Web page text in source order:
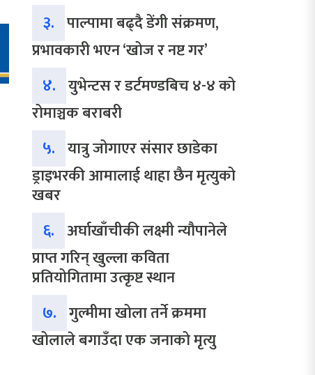
३. पाल्पामा बढ्दै डेंगी संक्रमण,
प्रभावकारी भएन ‘खोज र नष्ट गर’
४. युभेन्टस र डर्टमण्डबिच ४-४ को
रोमाञ्चक बराबरी
५. यात्रु जोगाएर संसार छाडेका
ड्राइभरकी आमालाई थाहा छैन मृत्युको
खबर
६. अर्घाखाँचीकी लक्ष्मी न्यौपानेले
प्राप्त गरिन् खुल्ला कविता
प्रतियोगितामा उत्कृष्ट स्थान
७. गुल्मीमा खोला तर्ने क्रममा
खोलाले बगाउँदा एक जनाको मृत्यु